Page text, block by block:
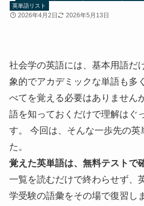
英単語リスト
2026年4月2日 2026年5月13日
社会学の英語には、基本用語だ
象的でアカデミックな単語も多
べてを覚える必要はありません
語を知っておくだけで理解はぐ
す。 今回は、そんな一歩先の英
た。
覚えた英単語は、無料テストで
一覧を読むだけで終わらせず、
学受験の語彙をその場で復習し